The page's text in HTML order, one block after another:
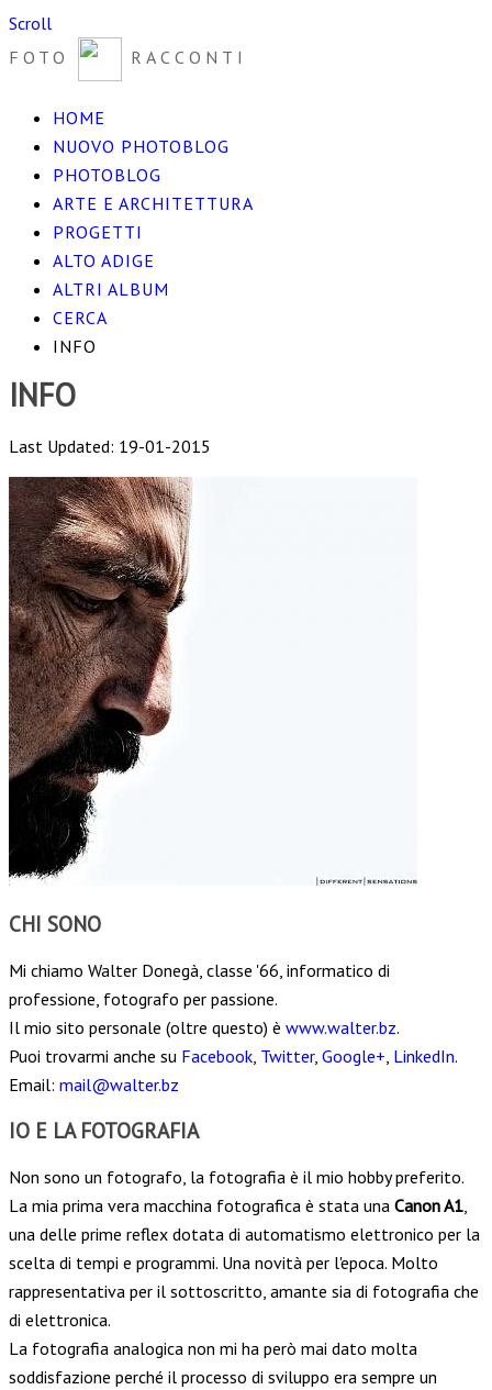
Scroll
FOTO
RACCONTI
HOME
NUOVO PHOTOBLOG
PHOTOBLOG
ARTE E ARCHITETTURA
PROGETTI
ALTO ADIGE
ALTRI ALBUM
CERCA
INFO
INFO
Last Updated: 19-01-2015
CHI SONO
Mi chiamo Walter Donegà, classe '66, informatico di
professione, fotografo per passione.
Il mio sito personale (oltre questo) è www.walter.bz.
Puoi trovarmi anche su Facebook, Twitter, Google+, LinkedIn.
Email: mail@walter.bz
IO E LA FOTOGRAFIA
Non sono un fotografo, la fotografia è il mio hobby preferito.
La mia prima vera macchina fotografica è stata una Canon A1,
una delle prime reflex dotata di automatismo elettronico per la
scelta di tempi e programmi. Una novità per l'epoca. Molto
rappresentativa per il sottoscritto, amante sia di fotografia che
di elettronica.
La fotografia analogica non mi ha però mai dato molta
soddisfazione perché il processo di sviluppo era sempre un